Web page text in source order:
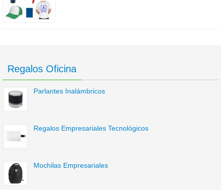
Regalos Oficina
Parlantes Inalámbricos
Regalos Empresariales Tecnológicos
Mochilas Empresariales